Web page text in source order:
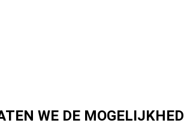
WE DE